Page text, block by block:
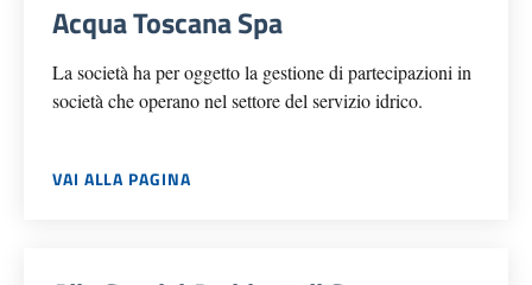
Acqua Toscana Spa
La società ha per oggetto la gestione di partecipazioni in
società che operano nel settore del servizio idrico.
VAI ALLA PAGINA